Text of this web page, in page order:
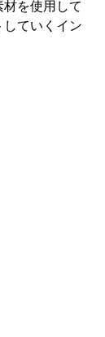
を使用して
ていくイン